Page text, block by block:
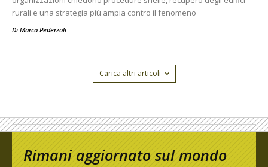
rurali e una strategia più ampia contro il fenomeno
Di Marco Pederzoli
Carica altri articoli
Rimani aggiornato sul mondo